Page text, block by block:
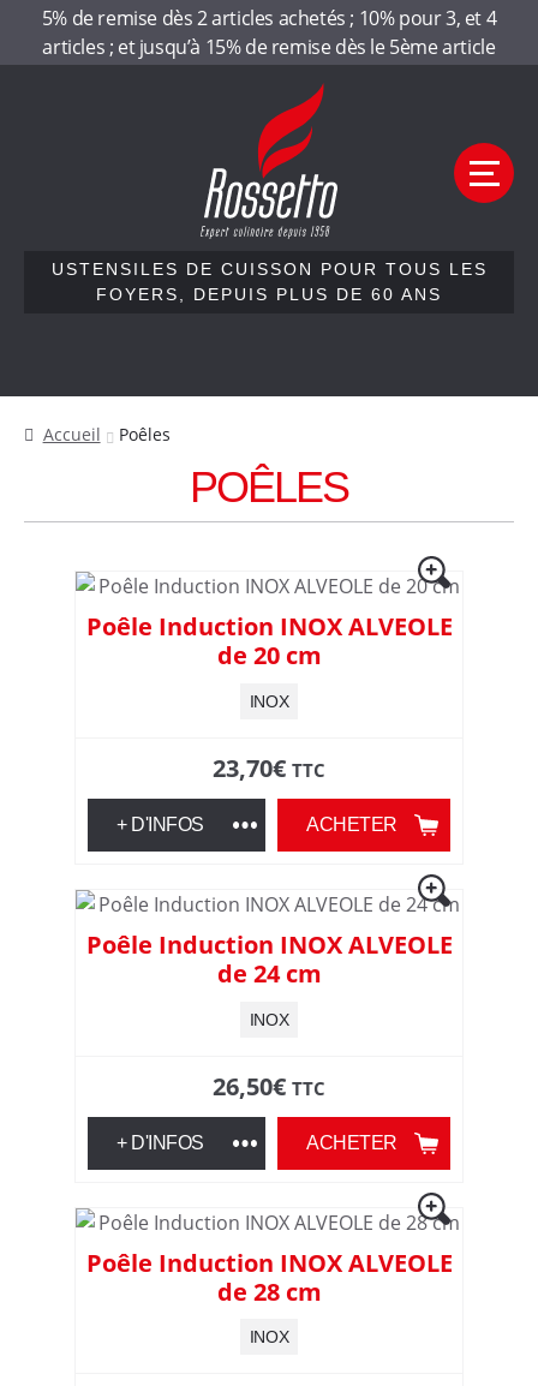
5% de remise dès 2 articles achetés ; 10% pour 3, et 4
articles ; et jusqu’à 15% de remise dès le 5ème article
Aller
à
la
navigation
Aller
au
contenu
o
s
s
t
o
,
u
e
n
s
e
s
d
e
USTENSILES DE CUISSON POUR TOUS LES
FOYERS, DEPUIS PLUS DE 60 ANS
M
u
Qui sommes-nous
Contactez-nous
Accueil Poêles
POÊLES
Poêle Induction INOX ALVEOLE
de 20 cm
INOX
23,70€ TTC
ACHETER
+ D'INFOS
Poêle Induction INOX ALVEOLE
de 24 cm
INOX
26,50€ TTC
ACHETER
+ D'INFOS
Poêle Induction INOX ALVEOLE
de 28 cm
INOX
Panneau de gestion des cookies